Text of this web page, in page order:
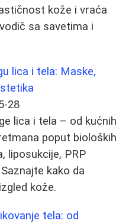
kože i vraća
sa savetima i
lica i tela: Maske,
28
lica i tela – od kućnih
poput bioloških
liposukcije, PRP
kako da
kože.
tela: od